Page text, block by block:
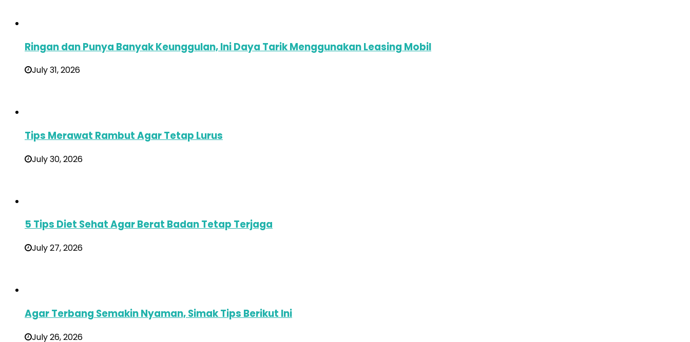
Ringan dan Punya Banyak Keunggulan, Ini Daya Tarik Menggunakan Leasing Mobil
July 31, 2026
Tips Merawat Rambut Agar Tetap Lurus
July 30, 2026
5 Tips Diet Sehat Agar Berat Badan Tetap Terjaga
July 27, 2026
Agar Terbang Semakin Nyaman, Simak Tips Berikut Ini
July 26, 2026